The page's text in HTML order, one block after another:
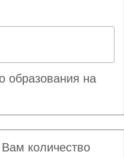
образования на
количество